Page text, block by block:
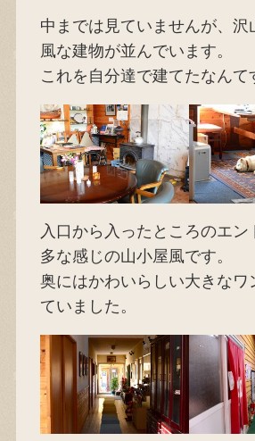
中までは見ていませんが、沢
風な建物が並んでいます。
これを自分達で建てたなんて
入口から入ったところのエン
多な感じの山小屋風です。
奥にはかわいらしい大きなワ
ていました。